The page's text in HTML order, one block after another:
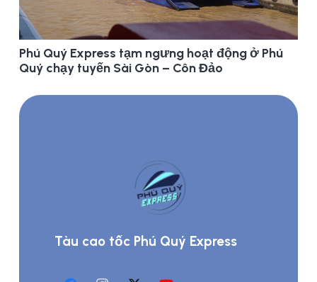
Phú Quý Express tạm ngưng hoạt động ở Phú
Quý chạy tuyến Sài Gòn – Côn Đảo
Tàu cao tốc Phú Quý Express